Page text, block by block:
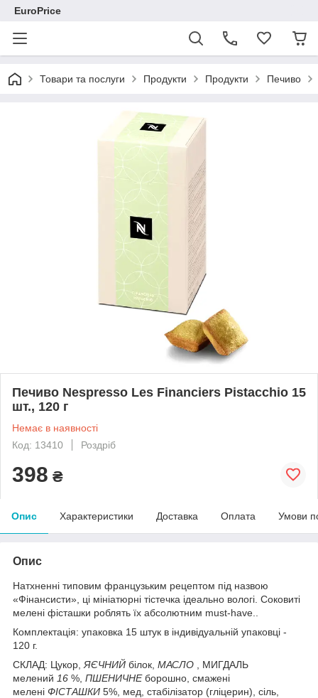
EuroPrice
Товари та послуги Продукти Продукти Печиво
Печиво Nespresso Les Financiers Pistacchio 15
шт., 120 г
Немає в наявності
Код: 13410
Роздріб
398 ₴
Опис Характеристики Доставка Оплата Умови
Опис
Натхненні типовим французьким рецептом під назвою
«Фінансисти», ці мініатюрні тістечка ідеально вологі. Соковиті
мелені фісташки роблять їх абсолютним must-have..
Комплектація: упаковка 15 штук в індивідуальній упаковці -
120 г.
СКЛАД: Цукор, ЯЄЧНИЙ білок, МАСЛО , МИГДАЛЬ
мелений 16 %, ПШЕНИЧНЕборошно, смажені
мелені ФІСТАШКИ 5%, мед, стабілізатор (гліцерин), сіль,